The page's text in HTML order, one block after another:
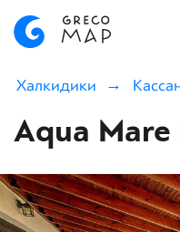
Халкидики
Aqua Mare